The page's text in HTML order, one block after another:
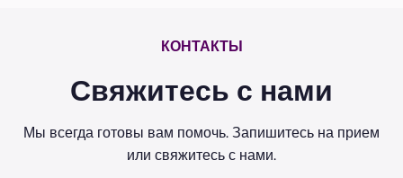
КОНТАКТЫ
Свяжитесь с нами
Мы всегда готовы вам помочь. Запишитесь на прием
или свяжитесь с нами.